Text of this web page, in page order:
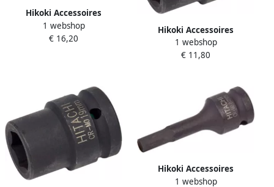
Hikoki Accessoires
Krachtdop H22
Buitenaansl.:3 4" L=89
1 webshop
€ 16,20
Hikoki Accessoires
Krachtdop Sw 27Mm 3 4"
Vierk. 54L 751910
1 webshop
€ 11,80
Hikoki Accessoires
Krachtdop 1 2" Buiten H12
1 webshop